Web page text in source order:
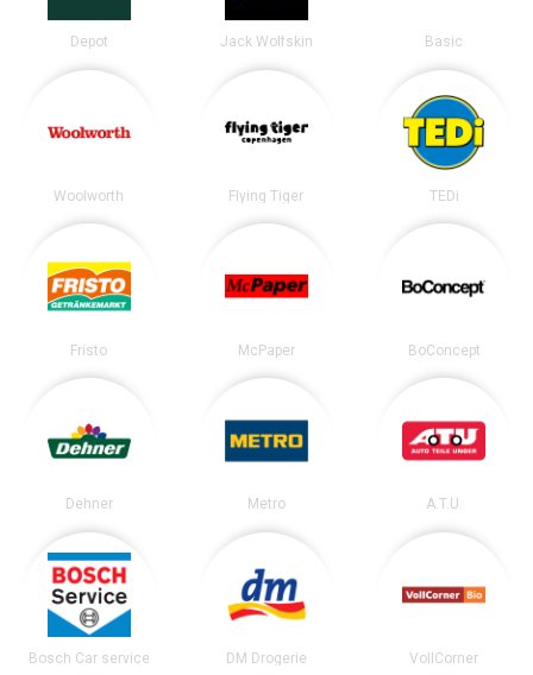
Depot Jack Wolfskin Basic
Woolworth Flying Tiger TEDi
Fristo McPaper BoConcept
Dehner Metro A.T.U.
Bosch Car service DM Drogerie VollCorner